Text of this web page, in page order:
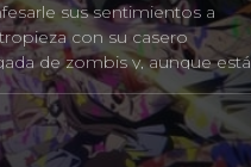
sus sentimientos a
con su casero
de zombis y, aunque está